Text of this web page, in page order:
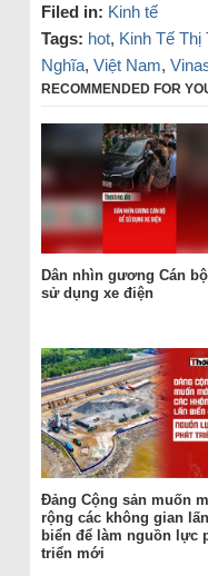
Filed in: Kinh tế
Tags: hot, Kinh Tế
Nghĩa, Việt Nam,
RECOMMENDED FOR
Dân nhìn gương Cán
sử dụng xe điện
Đảng Cộng sản muốn
rộng các không gian lấn
biển để làm nguồn lực
triển mới